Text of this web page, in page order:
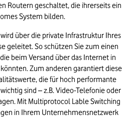
Routern geschaltet, die ihrerseits ein
System bilden.
über die private Infrastruktur Ihres
geleitet. So schützen Sie zum einen
beim Versand über das Internet in
Zum anderen garantiert diese
die für hoch performante
sind – z.B. Video-Telefonie oder
Mit Multiprotocol Lable Switching
in Ihrem Unternehmensnetzwerk